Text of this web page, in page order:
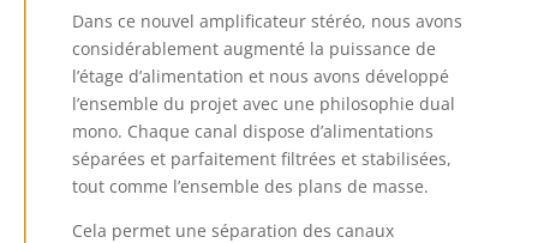
Dans ce nouvel amplificateur stéréo, nous avons
considérablement augmenté la puissance de
l’étage d’alimentation et nous avons développé
l’ensemble du projet avec une philosophie dual
mono. Chaque canal dispose d’alimentations
séparées et parfaitement filtrées et stabilisées,
tout comme l’ensemble des plans de masse.
Cela permet une séparation des canaux